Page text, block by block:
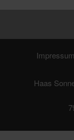
Impressum
Haas